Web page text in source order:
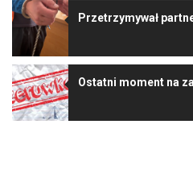
Przetrzymywał
Ostatni moment na